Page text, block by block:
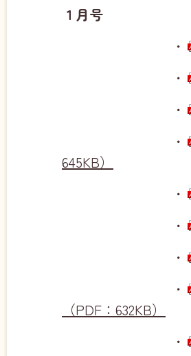
１月号
・
・
・
・
645KB）
・
・
・
・
（PDF：632KB）
・